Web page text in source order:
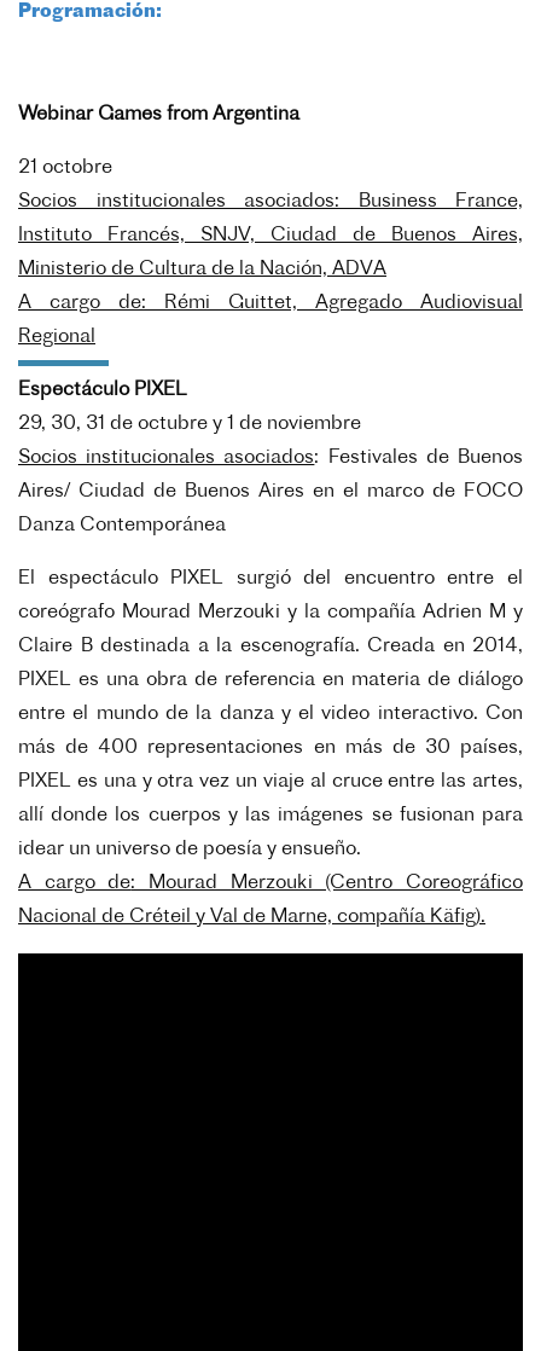
Programación:
Webinar Games from Argentina
21 octobre
Socios institucionales asociados: Business France,
Instituto Francés, SNJV, Ciudad de Buenos Aires,
Ministerio de Cultura de la Nación, ADVA
A cargo de: Rémi Guittet, Agregado Audiovisual
Regional
EspectáculoPIXEL
29, 30, 31 de octubre y 1 de noviembre
Socios institucionales asociados:
Festivales de Buenos
Aires/ Ciudad de Buenos Aires en el marco de FOCO
Danza Contemporánea
El espectáculo PIXEL surgió del encuentro entre el
coreógrafo Mourad Merzouki y la compañía Adrien M y
Claire B destinada a la escenografía. Creada en 2014,
PIXEL es una obra de referencia en materia de diálogo
entre el mundo de la danza y el video interactivo. Con
más de 400 representaciones en más de 30 países,
PIXEL es una y otra vez un viaje al cruce entre las artes,
allí donde los cuerpos y las imágenes se fusionan para
idear un universo de poesía y ensueño.
A cargo de: Mourad Merzouki (Centro Coreográfico
Nacional de Créteil y Val de Marne, compañía Käfig).